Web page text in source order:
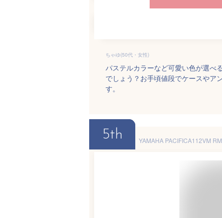
ちゃゆ(50代・女性)
パステルカラーなど可愛い色が選べ
でしょう？お手頃値段でケースやア
す。
5th